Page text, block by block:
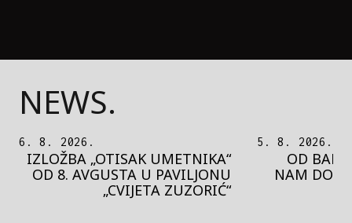
NEWS.
5. 8. 2026.
OD BAROKA DO REJVA: ŠTA
NAM DONOSI NOVI BUPBAP
FESTIVAL?
5. 8. 2026.
PEDJA
MOTIVE